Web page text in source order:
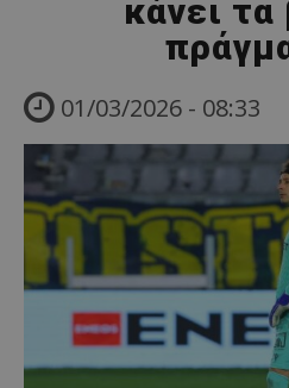
κάνει τα
01/03/2026 - 08:33